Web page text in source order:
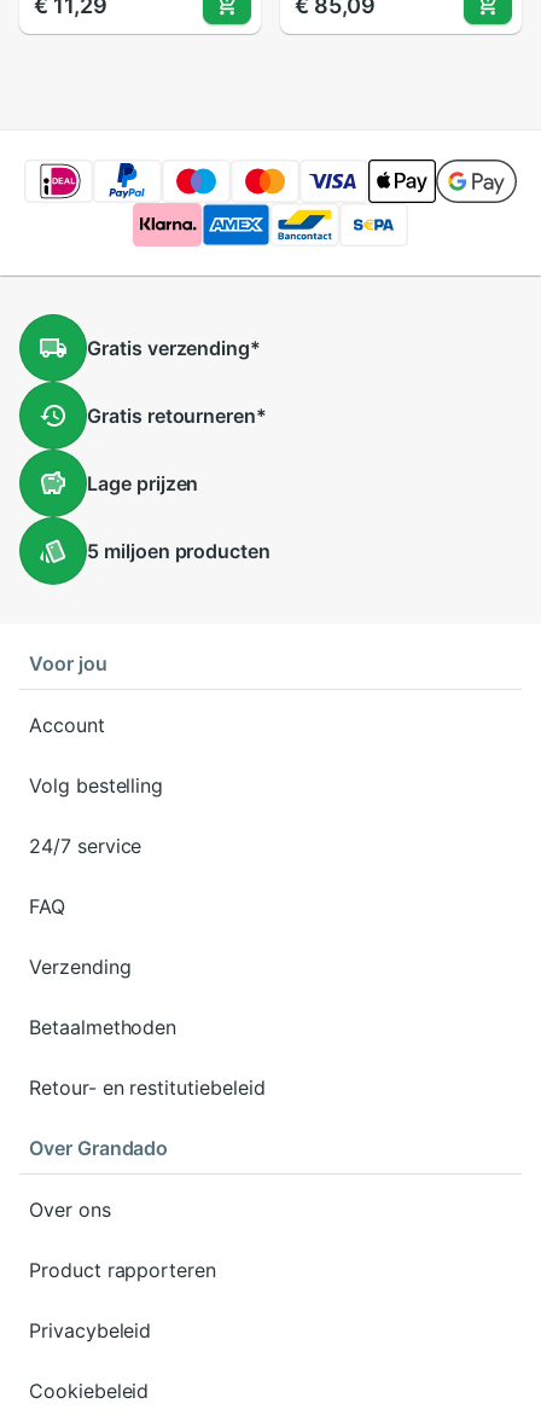
Stand 1/4 Schroef
Auto Video Mini
€ 11,29
kleding dikke jas
snowsuit hooded
€ 85,09
Gratis verzending*
Gratis retourneren*
Lageprijzen
5 miljoen producten
Voor jou
Account
Volg bestelling
24/7 service
FAQ
Verzending
Betaalmethoden
Retour- en restitutiebeleid
Over Grandado
Over ons
Product rapporteren
Privacybeleid
Cookiebeleid